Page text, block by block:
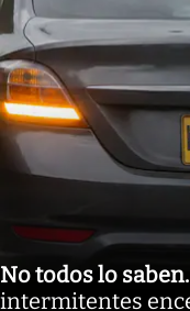
No todos lo saben.
intermitentes